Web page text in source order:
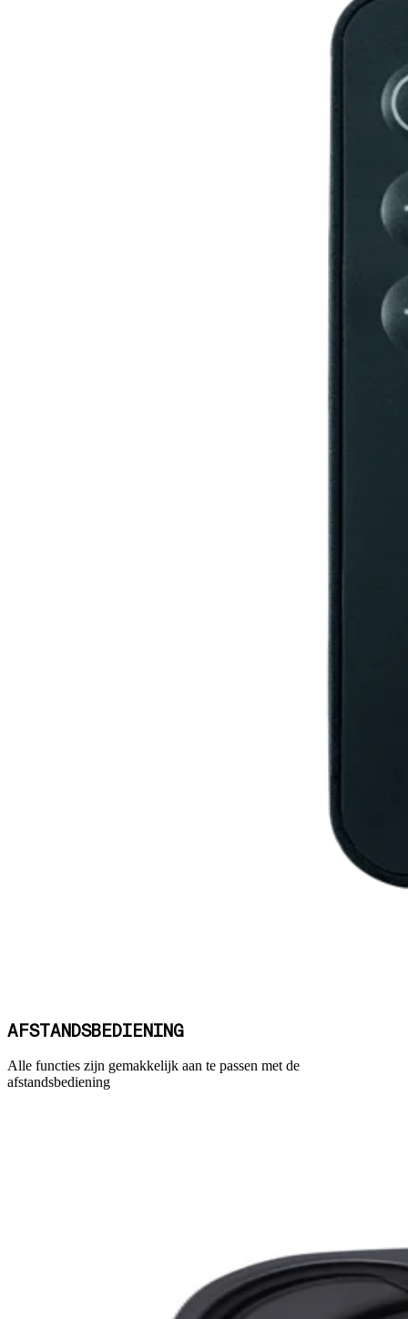
AFSTANDSBEDIENING
Alle functies zijn gemakkelijk aan te passen met de
afstandsbediening